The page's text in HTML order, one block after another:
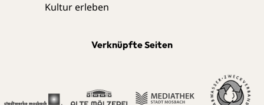
Verknüpfte Seiten